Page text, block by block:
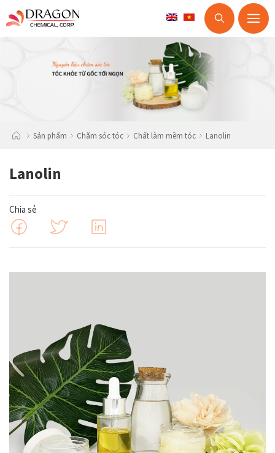
Sản phẩm Chăm sóc tóc Chất làm mềm tóc Lanolin
Lanolin
Chia sẻ